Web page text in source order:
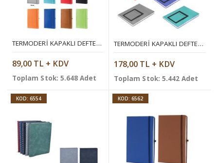
TERMODERI KAPAKLI DEFTER ( 9 X 14 CM )
89,00 TL + KDV
Toplam Stok: 5.648 Adet
TERMODERI KAPAKLI DEFTER ( 15 X 21 CM )
178,00 TL + KDV
Toplam Stok: 5.442 Adet
KOD: 6554 KOD: 6562